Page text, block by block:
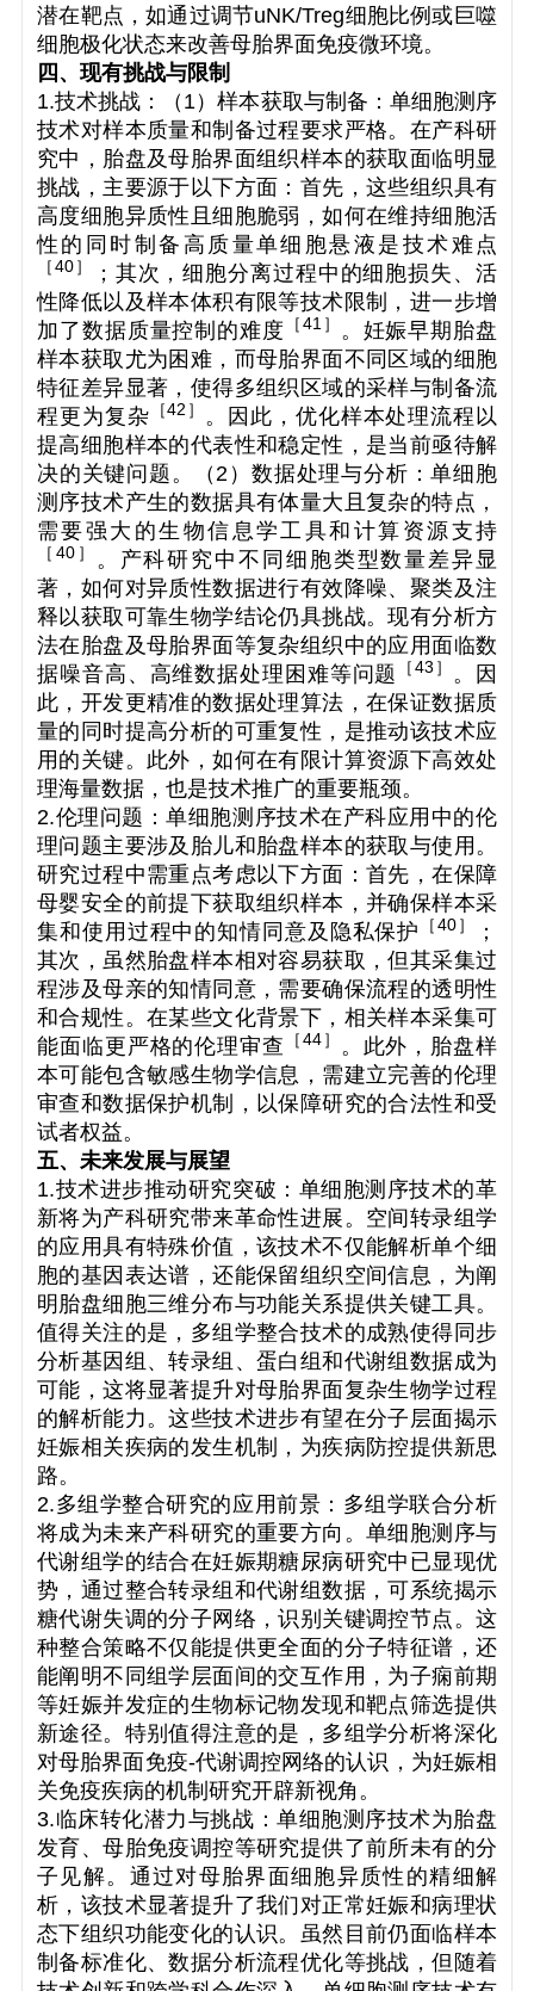
潜在靶点，如通过调节uNK/Treg细胞比例或巨噬
细胞极化状态来改善母胎界面免疫微环境。
四、现有挑战与限制
1.技术挑战：（1）样本获取与制备：单细胞测序
技术对样本质量和制备过程要求严格。在产科研
究中，胎盘及母胎界面组织样本的获取面临明显
挑战，主要源于以下方面：首先，这些组织具有
高度细胞异质性且细胞脆弱，如何在维持细胞活
性的同时制备高质量单细胞悬液是技术难点
［ 40］
；其次，细胞分离过程中的细胞损失、活
性降低以及样本体积有限等技术限制，进一步增
加了数据质量控制的难度
［ 41］ 。妊娠早期胎盘
样本获取尤为困难，而母胎界面不同区域的细胞
特征差异显著，使得多组织区域的采样与制备流
程更为复杂 ［42 ］ 。因此，优化样本处理流程以
提高细胞样本的代表性和稳定性，是当前亟待解
决的关键问题。（2）数据处理与分析：单细胞
测序技术产生的数据具有体量大且复杂的特点，
需要强大的生物信息学工具和计算资源支持
［ 40］ 。产科研究中不同细胞类型数量差异显
著，如何对异质性数据进行有效降噪、聚类及注
释以获取可靠生物学结论仍具挑战。现有分析方
法在胎盘及母胎界面等复杂组织中的应用面临数
据噪音高、高维数据处理困难等问题
［43 ］ 。因
此，开发更精准的数据处理算法，在保证数据质
量的同时提高分析的可重复性，是推动该技术应
用的关键。此外，如何在有限计算资源下高效处
理海量数据，也是技术推广的重要瓶颈。
2.伦理问题：单细胞测序技术在产科应用中的伦
理问题主要涉及胎儿和胎盘样本的获取与使用。
研究过程中需重点考虑以下方面：首先，在保障
母婴安全的前提下获取组织样本，并确保样本采
集和使用过程中的知情同意及隐私保护
［40 ］
；
其次，虽然胎盘样本相对容易获取，但其采集过
程涉及母亲的知情同意，需要确保流程的透明性
和合规性。在某些文化背景下，相关样本采集可
能面临更严格的伦理审查
［ 44］ 。此外，胎盘样
本可能包含敏感生物学信息，需建立完善的伦理
审查和数据保护机制，以保障研究的合法性和受
试者权益。
五、未来发展与展望
1.技术进步推动研究突破：单细胞测序技术的革
新将为产科研究带来革命性进展。空间转录组学
的应用具有特殊价值，该技术不仅能解析单个细
胞的基因表达谱，还能保留组织空间信息，为阐
明胎盘细胞三维分布与功能关系提供关键工具。
值得关注的是，多组学整合技术的成熟使得同步
分析基因组、转录组、蛋白组和代谢组数据成为
可能，这将显著提升对母胎界面复杂生物学过程
的解析能力。这些技术进步有望在分子层面揭示
妊娠相关疾病的发生机制，为疾病防控提供新思
路。
2.多组学整合研究的应用前景：多组学联合分析
将成为未来产科研究的重要方向。单细胞测序与
代谢组学的结合在妊娠期糖尿病研究中已显现优
势，通过整合转录组和代谢组数据，可系统揭示
糖代谢失调的分子网络，识别关键调控节点。这
种整合策略不仅能提供更全面的分子特征谱，还
能阐明不同组学层面间的交互作用，为子痫前期
等妊娠并发症的生物标记物发现和靶点筛选提供
新途径。特别值得注意的是，多组学分析将深化
对母胎界面免疫-代谢调控网络的认识，为妊娠相
关免疫疾病的机制研究开辟新视角。
3.临床转化潜力与挑战：单细胞测序技术为胎盘
发育、母胎免疫调控等研究提供了前所未有的分
子见解。通过对母胎界面细胞异质性的精细解
析，该技术显著提升了我们对正常妊娠和病理状
态下组织功能变化的认识。虽然目前仍面临样本
制备标准化、数据分析流程优化等挑战，但随着